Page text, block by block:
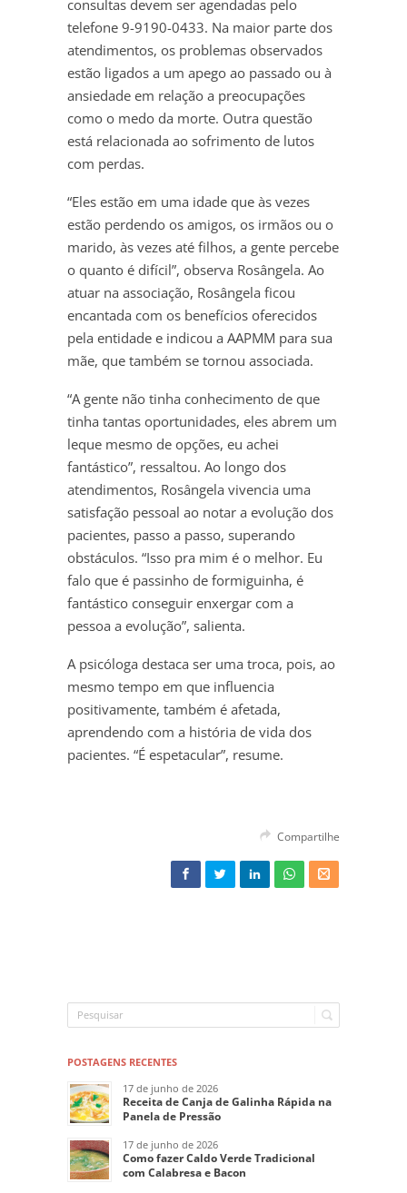
consultas devem ser agendadas pelo
telefone 9-9190-0433. Na maior parte dos
atendimentos, os problemas observados
estão ligados a um apego ao passado ou à
ansiedade em relação a preocupações
como o medo da morte. Outra questão
está relacionada ao sofrimento de lutos
com perdas.
“Eles estão em uma idade que às vezes
estão perdendo os amigos, os irmãos ou o
marido, às vezes até filhos, a gente percebe
o quanto é difícil”, observa Rosângela. Ao
atuar na associação, Rosângela ficou
encantada com os benefícios oferecidos
pela entidade e indicou a AAPMM para sua
mãe, que também se tornou associada.
“A gente não tinha conhecimento de que
tinha tantas oportunidades, eles abrem um
leque mesmo de opções, eu achei
fantástico”, ressaltou. Ao longo dos
atendimentos, Rosângela vivencia uma
satisfação pessoal ao notar a evolução dos
pacientes, passo a passo, superando
obstáculos. “Isso pra mim é o melhor. Eu
falo que é passinho de formiguinha, é
fantástico conseguir enxergar com a
pessoa a evolução”, salienta.
A psicóloga destaca ser uma troca, pois, ao
mesmo tempo em que influencia
positivamente, também é afetada,
aprendendo com a história de vida dos
pacientes. “É espetacular”, resume.
Compartilhe
POSTAGENS RECENTES
17 de junho de 2026
Receita de Canja de Galinha Rápida na
Panela de Pressão
17 de junho de 2026
Como fazer Caldo Verde Tradicional
com Calabresa e Bacon